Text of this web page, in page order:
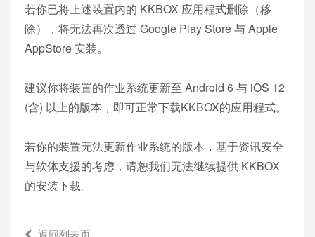
若你已将上述装置内的 KKBOX 应用程式删除（移
除），将无法再次透过 Google Play Store 与 Apple
AppStore 安装。
建议你将装置的作业系统更新至 Android 6 与 iOS 12
(含) 以上的版本，即可正常下载KKBOX的应用程式。
若你的装置无法更新作业系统的版本，基于资讯安全
与软体支援的考虑，请恕我们无法继续提供 KKBOX
的安装下载。
返回列表页